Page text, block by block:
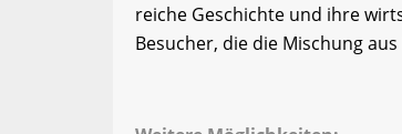
reiche Geschichte und ihre
Besucher, die die Mischung